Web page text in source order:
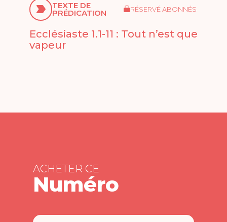
TEXTE DE
PRÉDICATION RÉSERVÉ ABONNÉS
Ecclésiaste 1.1-11 : Tout n’est que
vapeur
ACHETER CE
Numéro